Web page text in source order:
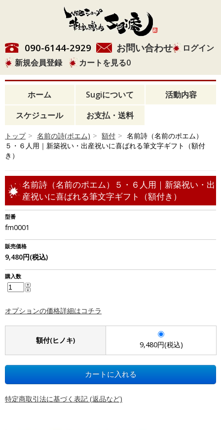
090-6144-2929 お問い合わせ
ログイン
新規会員登録
カートを見る0
ホーム Sugiについて
活動内容
スケジュール
お支払・送料
トップ > 名前の詩(ポエム) > 額付 > 名前詩（名前のポエム）
５・６人用｜新築祝い・出産祝いに喜ばれる筆文字ギフト（額付
き）
名前詩（名前のポエム）５・６人用｜新築祝い・出
産祝いに喜ばれる筆文字ギフト（額付き）
型番
fm0001
販売価格
9,480円(税込)
購入数
オプションの価格詳細はコチラ
額付(ヒノキ) 9,480円(税込)
特定商取引法に基づく表記 (返品など)